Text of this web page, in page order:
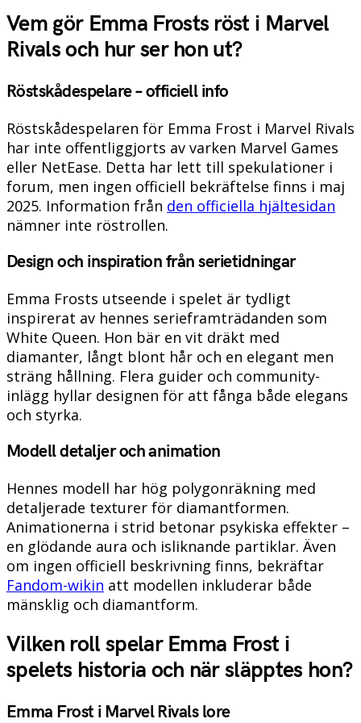
Vem gör Emma Frosts röst i Marvel
Rivals och hur ser hon ut?
Röstskådespelare – officiell info
Röstskådespelaren för Emma Frost i Marvel Rivals
har inte offentliggjorts av varken Marvel Games
eller NetEase. Detta har lett till spekulationer i
forum, men ingen officiell bekräftelse finns i maj
2025. Information från den officiella hjältesidan
nämner inte röstrollen.
Design och inspiration från serietidningar
Emma Frosts utseende i spelet är tydligt
inspirerat av hennes serieframträdanden som
White Queen. Hon bär en vit dräkt med
diamanter, långt blont hår och en elegant men
sträng hållning. Flera guider och community-
inlägg hyllar designen för att fånga både elegans
och styrka.
Modell detaljer och animation
Hennes modell har hög polygonräkning med
detaljerade texturer för diamantformen.
Animationerna i strid betonar psykiska effekter –
en glödande aura och isliknande partiklar. Även
om ingen officiell beskrivning finns, bekräftar
Fandom-wikin att modellen inkluderar både
mänsklig och diamantform.
Vilken roll spelar Emma Frost i
spelets historia och när släpptes hon?
Emma Frost i Marvel Rivals lore